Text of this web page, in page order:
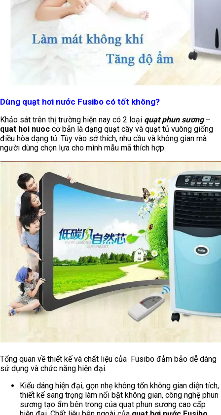
Dùng quạt hơi nước Fusibo có tốt không?
Khảo sát trên thị trường hiện nay có 2 loại quạt phun sương –
quat hoi nuoc cơ bản là dạng quạt cây và quạt tủ vuông giống
điều hòa dạng tủ. Tùy vào sở thích, nhu cầu và không gian mà
người dùng chọn lựa cho mình mẫu mã thích hợp.
Tổng quan về thiết kế và chất liệu của Fusibo đảm bảo dễ dàng
sử dụng và chức năng hiện đại.
Kiểu dáng hiện đại, gọn nhẹ không tốn không gian diện tích,
thiết kế sang trọng làm nổi bật không gian, công nghệ phun
sương tạo ẩm bên trong của quạt phun sương cao cấp